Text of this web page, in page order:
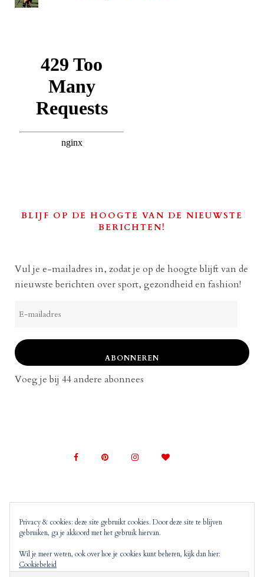
BLIJF OP DE HOOGTE VAN DE NIEUWSTE
BERICHTEN!
Vul je e-mailadres in, zodat je op de hoogte blijft van de
nieuwste berichten over sport, gezondheid en fashion!
mailadres
ABONNEREN
Voeg je bij 44 andere abonnees
© 2022 Mom on Top |Copyright, Disclaimer en
PrivacyverklaringMom on Top bevat advertenties en
‘monitized of affiliated’ links. Dit wil zeggen dat
Privacy & cookies: deze site gebruikt cookies. Door deze site te blijven
gebruiken, ga je akkoord met het gebruik hiervan.
Wil je meer weten, ook over hoe je cookies kunt beheren, kijk dan hier:
Cookiebeleid